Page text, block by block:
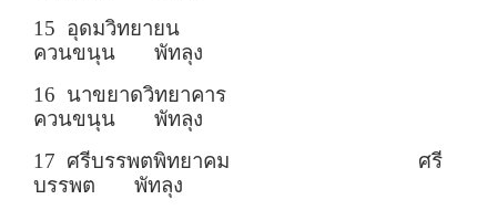
15 อุดมวิทยายน
ควนขนุน พัทลุง
16 นาขยาดวิทยาคาร
ควนขนุน พัทลุง
17 ศรีบรรพตพิทยาคม ศรี
บรรพต พัทลุง